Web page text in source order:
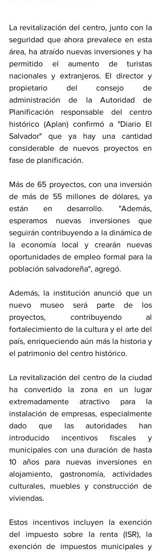
La revitalización del centro, junto con la
seguridad que ahora prevalece en esta
área, ha atraído nuevas inversiones y ha
permitido el aumento de turistas
nacionales y extranjeros. El director y
propietario del consejo de
administración de la Autoridad de
Planificación responsable del centro
histórico (Aplan) confirmó a "Diario El
Salvador" que ya hay una cantidad
considerable de nuevos proyectos en
fase de planificación.
Más de 65 proyectos, con una inversión
de más de 55 millones de dólares, ya
están en desarrollo. "Además,
esperamos nuevas inversiones que
seguirán contribuyendo a la dinámica de
la economía local y crearán nuevas
oportunidades de empleo formal para la
población salvadoreña", agregó.
Además, la institución anunció que un
nuevo museo será parte de los
proyectos, contribuyendo al
fortalecimiento de la cultura y el arte del
país, enriqueciendo aún más la historia y
el patrimonio del centro histórico.
La revitalización del centro de la ciudad
ha convertido la zona en un lugar
extremadamente atractivo para la
instalación de empresas, especialmente
dado que las autoridades han
introducido incentivos fiscales y
municipales con una duración de hasta
10 años para nuevas inversiones en
alojamiento, gastronomía, actividades
culturales, muebles y construcción de
viviendas.
Estos incentivos incluyen la exención
del impuesto sobre la renta (ISR), la
exención de impuestos municipales y